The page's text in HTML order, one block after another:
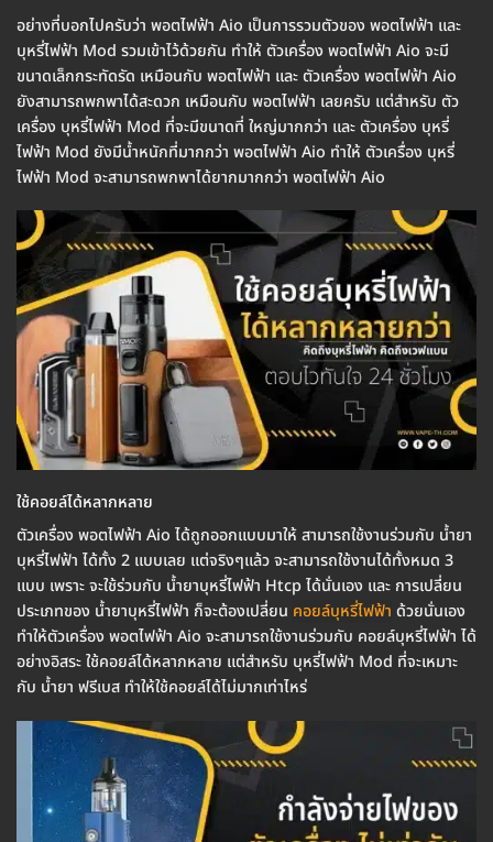
อย่างที่บอกไปครับว่า พอตไฟฟ้า Aio เป็นการรวมตัวของ พอตไฟฟ้า และ
บุหรี่ไฟฟ้า Mod รวมเข้าไว้ด้วยกัน ทำให้ ตัวเครื่อง พอตไฟฟ้า Aio จะมี
ขนาดเล็กกระทัดรัด เหมือนกับ พอตไฟฟ้า และ ตัวเครื่อง พอตไฟฟ้า Aio
ยังสามารถพกพาได้สะดวก เหมือนกับ พอตไฟฟ้า เลยครับ แต่สำหรับ ตัว
เครื่อง บุหรี่ไฟฟ้า Mod ที่จะมีขนาดที่ ใหญ่มากกว่า และ ตัวเครื่อง บุหรี่
ไฟฟ้า Mod ยังมีน้ำหนักที่มากกว่า พอตไฟฟ้า Aio ทำให้ ตัวเครื่อง บุหรี่
ไฟฟ้า Mod จะสามารถพกพาได้ยากมากกว่า พอตไฟฟ้า Aio
ใช้คอยล์ได้หลากหลาย
ตัวเครื่อง พอตไฟฟ้า Aio ได้ถูกออกแบบมาให้ สามารถใช้งานร่วมกับ น้ำยา
บุหรี่ไฟฟ้า ได้ทั้ง 2 แบบเลย แต่จริงๆแล้ว จะสามารถใช้งานได้ทั้งหมด 3
แบบ เพราะ จะใช้ร่วมกับ น้ำยาบุหรี่ไฟฟ้า Htcp ได้นั่นเอง และ การเปลี่ยน
ประเภทของ น้ำยาบุหรี่ไฟฟ้า ก็จะต้องเปลี่ยน คอยล์บุหรี่ไฟฟ้า ด้วยนั่นเอง
ทำให้ตัวเครื่อง พอตไฟฟ้า Aio จะสามารถใช้งานร่วมกับ คอยล์บุหรี่ไฟฟ้า ได้
อย่างอิสระ ใช้คอยล์ได้หลากหลาย แต่สำหรับ บุหรี่ไฟฟ้า Mod ที่จะเหมาะ
กับ น้ำยา ฟรีเบส ทำให้ใช้คอยล์ได้ไม่มากเท่าไหร่